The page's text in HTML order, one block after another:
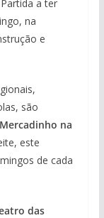
a ter
na
e
são
na
este
de cada
das